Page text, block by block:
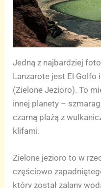
Jedną z najbardziej
Lanzarote jest El Golfo
(Zielone Jezioro). To
innej planety –
czarną plażą z
klifami.
Zielone jezioro to w
częściowo
który został zalany